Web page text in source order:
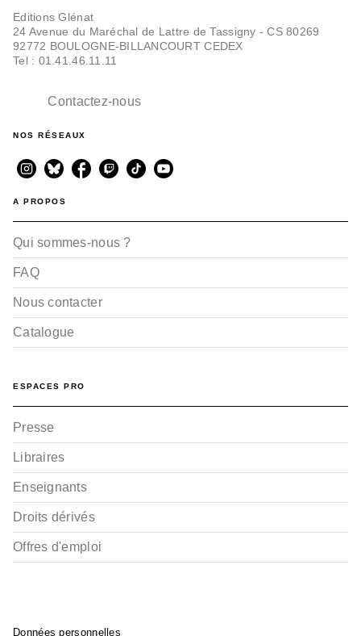
Editions Glénat
24 Avenue du Maréchal de Lattre de Tassigny - CS 80269
92772 BOULOGNE-BILLANCOURT CEDEX
Tel : 01.41.46.11.11
Contactez-nous
NOS RÉSEAUX
A PROPOS
Qui sommes-nous ?
FAQ
Nous contacter
Catalogue
ESPACES PRO
Presse
Libraires
Enseignants
Droits dérivés
Offres d'emploi
Données personnelles